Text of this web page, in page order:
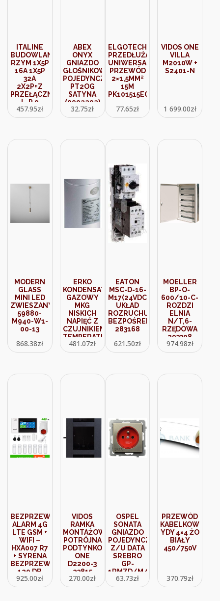
ITALINE
BUDOWLANA
RZYM 1X5P
16A 1X5P
32A
2X2P+Z
PRZEŁĄCZNIK
L-P 9
MODUŁÓW
ITA00124
457.95zł
ABEX
ONYX
GNIAZDO
GŁOŚNIKOWE
POJEDYNCZE
PT2OG
SATYNA
(9002292)
32.75zł
ELGOTECH
PRZEDŁUŻACZ
UNIWERSALNY
PRZEWÓD
2×1,5MM²
15M
PK101515EGT
77.65zł
VIDOS ONE
VILLA
M2010W +
S2401-N
1 699.00zł
MODERN
GLASS
MINI LED
ZWIESZANY
59880-
M940-W1-
00-13
868.38zł
ERKO
KONDENSATOR
GAZOWY
MKG
NISKICH
NAPIĘĆ Z
CZUJNIKIEM
TEMPERATURY
KG_MKG-
20-450
481.07zł
EATON
MSC-D-16-
M17(24VDC)
UKŁAD
ROZRUCHU
BEZPOŚREDNIEGO
283168
621.50zł
MOELLER
BP-O-
600/10-C-
ROZDZI
ELNIA
N/T,6-
RZĘDOWA
293308
974.98zł
BEZPRZEWODOWY
ALARM 4G
LTE GSM +
WIFI –
HXA007 R7
+ SYRENA
BEZPRZEWODOWA
120 DB
KOMPATYBILNY
Z
925.00zł
VIDOS
RAMKA
MONTAŻOWA
POTRÓJNA
PODTYNKOWA
ONE
D2200-3
23815
270.00zł
OSPEL
SONATA
GNIAZDO
POJEDYNCZE
Z/U DATA
SREBRO
GP-
1RMZD/M/44
63.73zł
PRZEWÓD
KABELKOWY
YDY 4×4 ŻO
BIAŁY
450/750V
370.79zł